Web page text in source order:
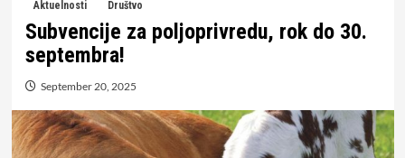
Aktuelnosti Društvo
Subvencije za poljoprivredu, rok do 30.
septembra!
September 20, 2025